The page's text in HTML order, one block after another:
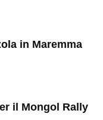
in Maremma
il Mongol Rally